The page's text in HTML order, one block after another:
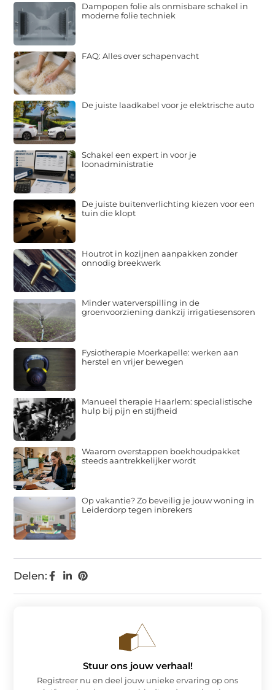
Delen:
Dampopen folie als onmisbare schakel in
moderne folie techniek
FAQ: Alles over schapenvacht
De juiste laadkabel voor je elektrische auto
Schakel een expert in voor je
loonadministratie
De juiste buitenverlichting kiezen voor een
tuin die klopt
Houtrot in kozijnen aanpakken zonder
onnodig breekwerk
Minder waterverspilling in de
groenvoorziening dankzij irrigatiesensoren
Fysiotherapie Moerkapelle: werken aan
herstel en vrijer bewegen
Manueel therapie Haarlem: specialistische
hulp bij pijn en stijfheid
Waarom overstappen boekhoudpakket
steeds aantrekkelijker wordt
Op vakantie? Zo beveilig je jouw woning in
Leiderdorp tegen inbrekers
Stuur ons jouw verhaal!
Registreer nu en deel jouw unieke ervaring op ons